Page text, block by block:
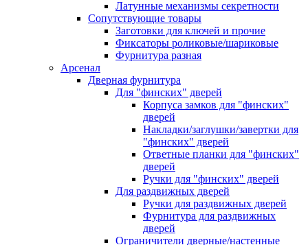
Латунные механизмы секретности
Сопутствующие товары
Заготовки для ключей и прочие
Фиксаторы роликовые/шариковые
Фурнитура разная
Арсенал
Дверная фурнитура
Для "финских" дверей
Корпуса замков для "финских"
дверей
Накладки/заглушки/завертки для
"финских" дверей
Ответные планки для "финских"
дверей
Ручки для "финских" дверей
Для раздвижных дверей
Ручки для раздвижных дверей
Фурнитура для раздвижных
дверей
Ограничители дверные/настенные